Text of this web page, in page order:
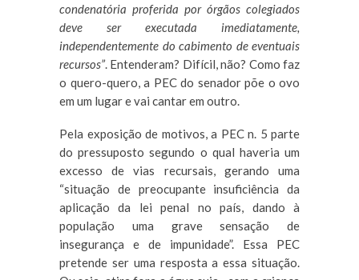
condenatória proferida por órgãos colegiados
deve ser executada imediatamente,
independentemente do cabimento de eventuais
recursos”. Entenderam? Difícil, não? Como faz
o quero-quero, a PEC do senador põe o ovo
em um lugar e vai cantar em outro.
Pela exposição de motivos, a PEC n. 5 parte
do pressuposto segundo o qual haveria um
excesso de vias recursais, gerando uma
“situação de preocupante insuficiência da
aplicação da lei penal no país, dando à
população uma grave sensação de
insegurança e de impunidade”. Essa PEC
pretende ser uma resposta a essa situação.